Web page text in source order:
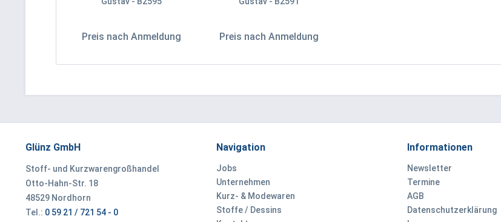
Preis nach Anmeldung Preis nach Anmeldung
Glünz GmbH
Stoff- und Kurzwarengroßhandel
Otto-Hahn-Str. 18
48529 Nordhorn
Tel.: 0 59 21 / 721 54 - 0
Navigation
Jobs
Unternehmen
Kurz- & Modewaren
Stoffe / Dessins
Informationen
Newsletter
Termine
AGB
Datenschutzerklärung